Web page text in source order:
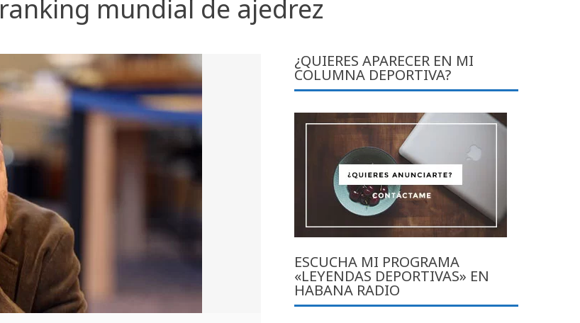
ranking mundial de ajedrez
¿QUIERES APARECER EN MI
COLUMNA DEPORTIVA?
ESCUCHA MI PROGRAMA
«LEYENDAS DEPORTIVAS» EN
HABANA RADIO